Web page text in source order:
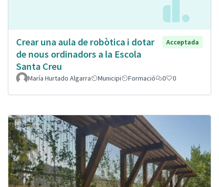
Crear una aula de robòtica i dotar
de nous ordinadors a la Escola
Santa Creu
Acceptada
María Hurtado Algarra Municipi Formació 0 0